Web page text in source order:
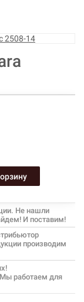
Не нашли
И поставим!
производим
Мы работаем для